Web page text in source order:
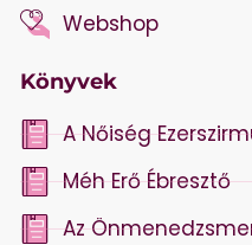
Webshop
Könyvek
A Nőiség
Méh Erő Ébresztő
Az